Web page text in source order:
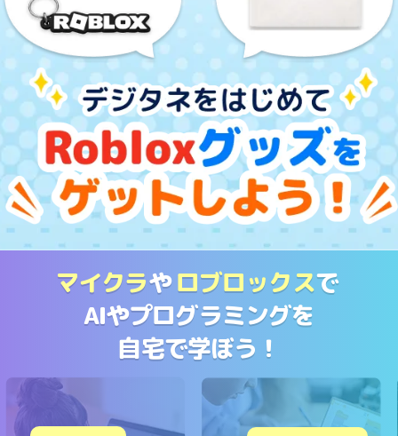
マイクラやロブロックスで
AIやプログラミングを
自宅で学ぼう！